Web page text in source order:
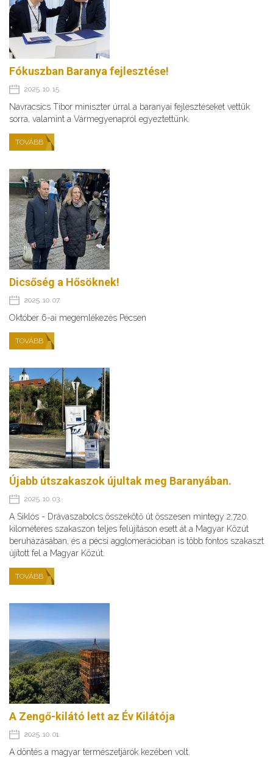
Fókuszban Baranya fejlesztése!
2025. 10. 15.
Navracsics Tibor miniszter úrral a baranyai fejlesztéseket vettük
sorra, valamint a Vármegyenapról egyeztettünk.
TOVÁBB
Dicsőség a Hősöknek!
2025. 10. 07.
Október 6-ai megemlékezés Pécsen
TOVÁBB
Újabb útszakaszok újultak meg Baranyában.
2025. 10. 03.
A Siklós - Drávaszabolcs összekötő út összesen mintegy 2,720
kilométeres szakaszon teljes felújításon esett át a Magyar Közút
beruházásában, és a pécsi agglomerációban is több fontos szakaszt
újított fel a Magyar Közút.
TOVÁBB
A Zengő-kilátó lett az Év Kilátója
2025. 10. 01.
A döntés a magyar természetjárók kezében volt.